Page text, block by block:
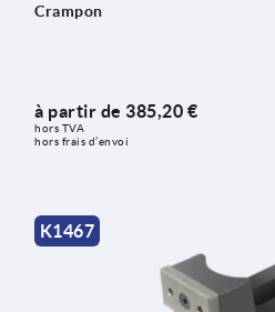
Crampon
à partir de 385,20 €
hors TVA
hors frais d’envoi
K1467